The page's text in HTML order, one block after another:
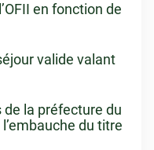
en fonction de
valide valant
la préfecture du
du titre